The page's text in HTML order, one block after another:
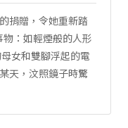
捐贈，令她重新踏
：如輕煙般的人形
女和雙腳浮起的電
天，汶照鏡子時驚